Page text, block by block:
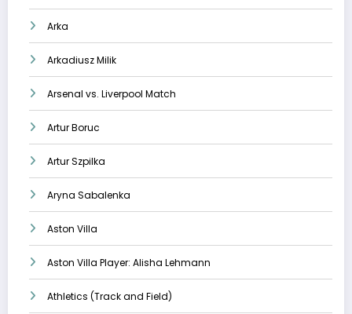
Arka
Arkadiusz Milik
Arsenal vs. Liverpool Match
Artur Boruc
Artur Szpilka
Aryna Sabalenka
Aston Villa
Aston Villa Player: Alisha Lehmann
Athletics (Track and Field)